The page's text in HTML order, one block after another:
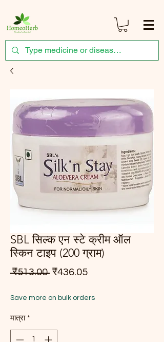
SBL सिल्क एन स्टे क्रीम ऑल
स्किन टाइप (200 ग्राम)
₹513.00 नियमित मूल्य
₹436.05बिक्री मूल्य
Save more on bulk orders
मात्रा *